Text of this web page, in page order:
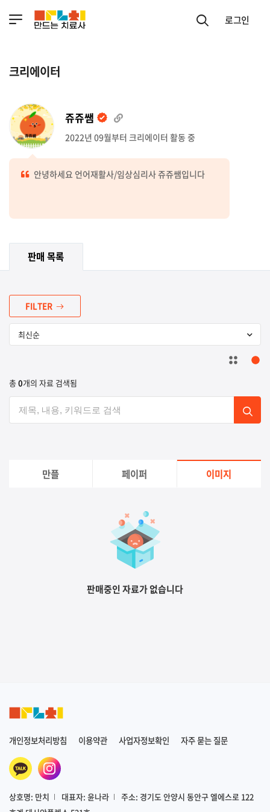
로그인
크리에이터
쥬쥬쌤
2022년 09월부터 크리에이터 활동 중
안녕하세요 언어재활사/임상심리사 쥬쥬쌤입니다
판매 목록
FILTER
총0개의 자료 검색됨
만플 페이퍼 이미지
판매중인 자료가 없습니다
개인정보처리방침 이용약관 사업자정보확인 자주 묻는 질문
상호명: 만치 대표자: 윤나라
주소: 경기도 안양시 동안구 엘에스로 122